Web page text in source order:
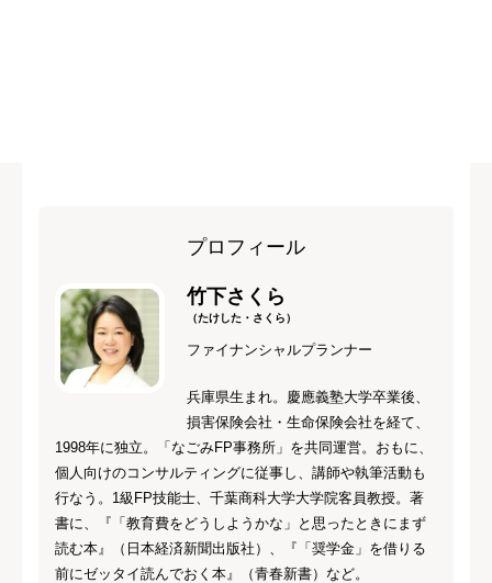
プロフィール
竹下さくら
（たけした・さくら）
ファイナンシャルプランナー
兵庫県生まれ。慶應義塾大学卒業後、
損害保険会社・生命保険会社を経て、
1998年に独立。「なごみFP事務所」を共同運営。おもに、
個人向けのコンサルティングに従事し、講師や執筆活動も
行なう。1級FP技能士、千葉商科大学大学院客員教授。著
書に、『「教育費をどうしようかな」と思ったときにまず
読む本』（日本経済新聞出版社）、『「奨学金」を借りる
前にゼッタイ読んでおく本』（青春新書）など。